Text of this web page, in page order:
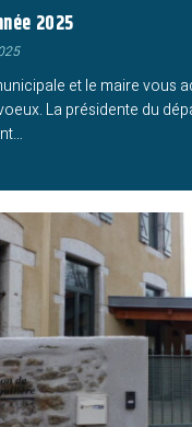
2025
et le maire vous
La présidente du